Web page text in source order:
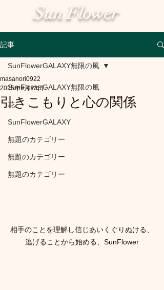
Sun Flower
記事
SunFlowerGALAXY無限の風
花
SunFlowerGALAXY
無題のカテゴリー
無題のカテゴリー
無題のカテゴリー
SunFlowerGALAXY無限の風
引きこもりと心の関係
masanori0922
2025年9月23日
相手のことを理解し信じあいくぐりぬける、
逃げることから始める、SunFlower